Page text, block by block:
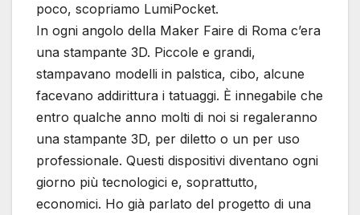
poco, scopriamo LumiPocket.
In ogni angolo della Maker Faire di Roma c’era
una stampante 3D. Piccole e grandi,
stampavano modelli in palstica, cibo, alcune
facevano addirittura i tatuaggi. È innegabile che
entro qualche anno molti di noi si regaleranno
una stampante 3D, per diletto o un per uso
professionale. Questi dispositivi diventano ogni
giorno più tecnologici e, soprattutto,
economici. Ho già parlato del progetto di una